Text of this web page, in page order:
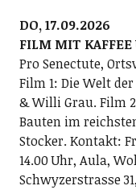
DO, 17.09.2026
FILM MIT KAFFEE
Pro Senectute,
Film 1: Die Welt
& Willi Grau. Film
Bauten im
Stocker. Kontakt:
14.00 Uhr, Aula,
Schwyzerstrasse